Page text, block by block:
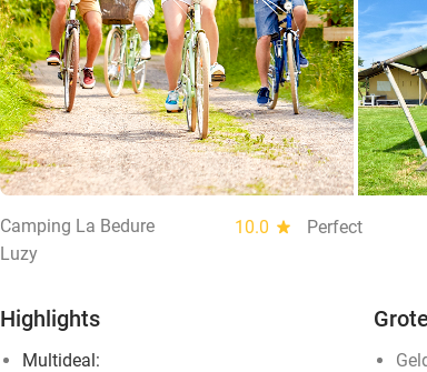
Camping La Bedure 10.0 star
Perfect
Luzy
Highlights
Multideal: